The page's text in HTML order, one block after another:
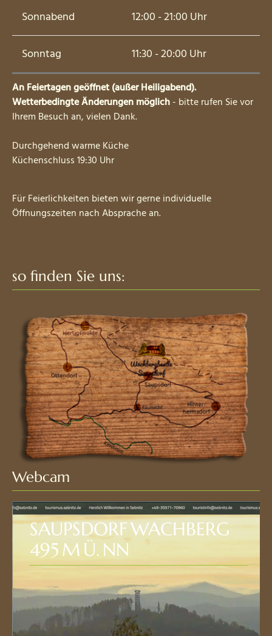
Sonnabend 12:00 - 21:00 Uhr
Sonntag 11:30 - 20:00 Uhr
An Feiertagen geöffnet (außer Heiligabend).
Wetterbedingte Änderungen möglich - bitte rufen Sie vor
Ihrem Besuch an, vielen Dank.
Durchgehend warme Küche
Küchenschluss 19:30 Uhr
Für Feierlichkeiten bieten wir gerne individuelle
Öffnungszeiten nach Absprache an.
so finden Sie uns:
Webcam
SAUPSDORF WACHBERG
495 M Ü. NN